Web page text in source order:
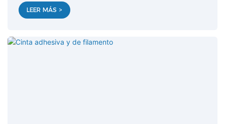
LEER MÁS >